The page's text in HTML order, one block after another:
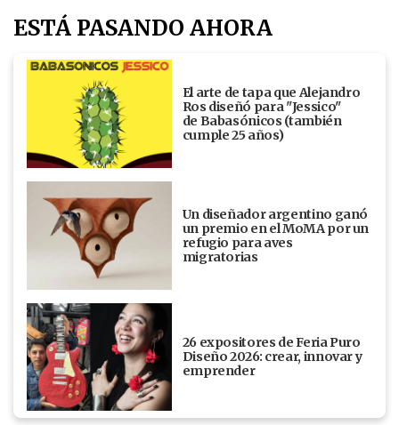
ESTÁ PASANDO AHORA
El arte de tapa que Alejandro
Ros diseñó para "Jessico"
de Babasónicos (también
cumple 25 años)
Un diseñador argentino ganó
un premio en el MoMA por un
refugio para aves
migratorias
26 expositores de Feria Puro
Diseño 2026: crear, innovar y
emprender